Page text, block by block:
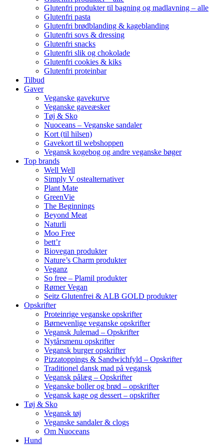
Glutenfri produkter til bagning og madlavning – alle
Glutenfri pasta
Glutenfri brødblanding & kageblanding
Glutenfri sovs & dressing
Glutenfri snacks
Glutenfri slik og chokolade
Glutenfri cookies & kiks
Glutenfri proteinbar
Tilbud
Gaver
Veganske gavekurve
Veganske gaveæsker
Tøj & Sko
Nuoceans – Veganske sandaler
Kort (til hilsen)
Gavekort til webshoppen
Vegansk kogebog og andre veganske bøger
Top brands
Well Well
Simply V ostealternativer
Plant Mate
GreenVie
The Beginnings
Beyond Meat
Naturli
Moo Free
bett’r
Biovegan produkter
Nature’s Charm produkter
Veganz
So free – Plamil produkter
Rømer Vegan
Seitz Glutenfrei & ALB GOLD produkter
Opskrifter
Proteinrige veganske opskrifter
Børnevenlige veganske opskrifter
Vegansk Julemad – Opskrifter
Nytårsmenu opskrifter
Vegansk burger opskrifter
Pizzatoppings & Sandwichfyld – Opskrifter
Traditionel dansk mad på vegansk
Vegansk pålæg – Opskrifter
Veganske boller og brød – opskrifter
Vegansk kage og dessert – opskrifter
Tøj & Sko
Vegansk tøj
Veganske sandaler & clogs
Om Nuoceans
Hund